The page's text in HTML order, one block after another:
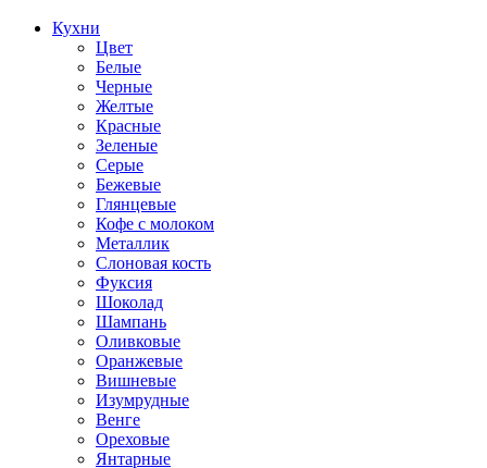
Кухни
Цвет
Белые
Черные
Желтые
Красные
Зеленые
Серые
Бежевые
Глянцевые
Кофе с молоком
Металлик
Слоновая кость
Фуксия
Шоколад
Шампань
Оливковые
Оранжевые
Вишневые
Изумрудные
Венге
Ореховые
Янтарные